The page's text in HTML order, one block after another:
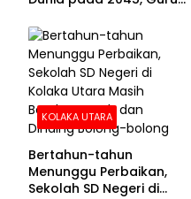
100 Persen
KOLAKA UTARA
Bertahun-tahun
Menunggu Perbaikan,
Sekolah SD Negeri di